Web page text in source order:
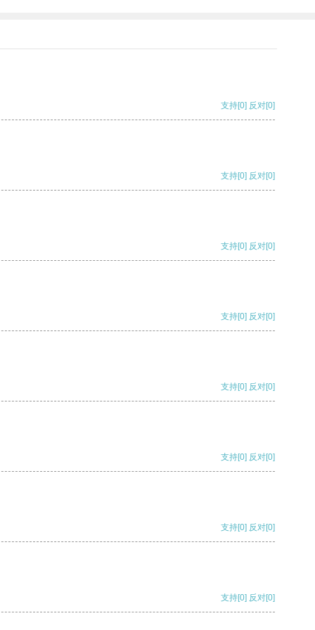
支持[0] 反对[0]
支持[0] 反对[0]
支持[0] 反对[0]
支持[0] 反对[0]
支持[0] 反对[0]
支持[0] 反对[0]
支持[0] 反对[0]
支持[0] 反对[0]